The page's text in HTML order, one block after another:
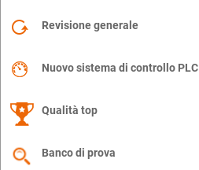
Revisione generale
Nuovo sistema di controllo PLC
Qualità top
Banco di prova